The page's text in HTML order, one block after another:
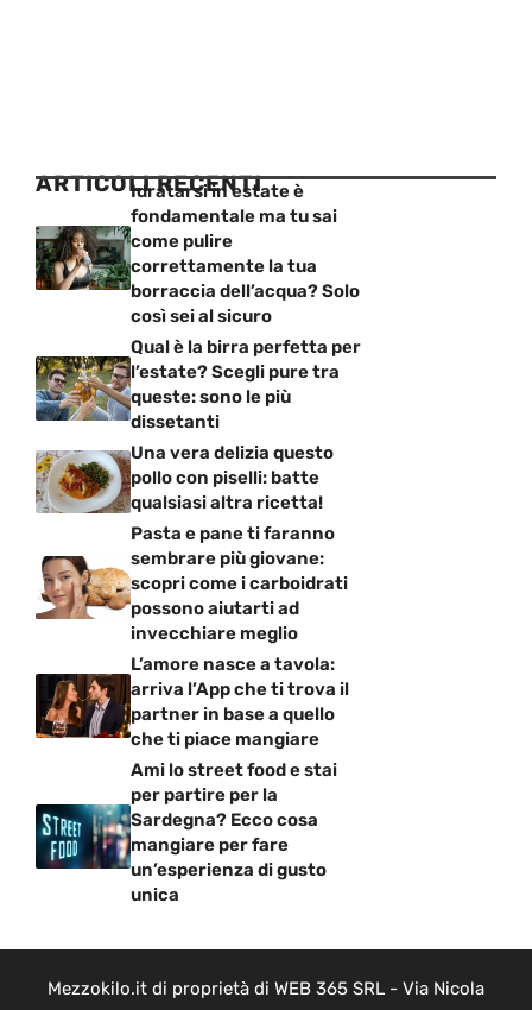
ARTICOLI RECENTI
Idratarsi in estate è
fondamentale ma tu sai
come pulire
correttamente la tua
borraccia dell’acqua? Solo
così sei al sicuro
Qual è la birra perfetta per
l’estate? Scegli pure tra
queste: sono le più
dissetanti
Una vera delizia questo
pollo con piselli: batte
qualsiasi altra ricetta!
Pasta e pane ti faranno
sembrare più giovane:
scopri come i carboidrati
possono aiutarti ad
invecchiare meglio
L’amore nasce a tavola:
arriva l’App che ti trova il
partner in base a quello
che ti piace mangiare
Ami lo street food e stai
per partire per la
Sardegna? Ecco cosa
mangiare per fare
un’esperienza di gusto
unica
Mezzokilo.it di proprietà di WEB 365 SRL - Via Nicola